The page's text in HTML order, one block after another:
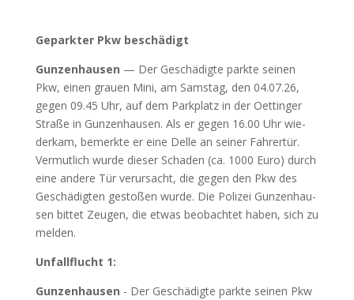
Gepark­ter Pkw beschä­digt
Gun­zen­hau­sen — Der Geschä­dig­te park­te sei­nen
Pkw, einen grau­en Mini, am Sams­tag, den 04.07.26,
gegen 09.45 Uhr, auf dem Park­platz in der Oet­tin­ger
Stra­ße in Gun­zen­hau­sen. Als er gegen 16.00 Uhr wie­
der­kam, bemerk­te er eine Del­le an sei­ner Fah­rer­tür.
Ver­mut­lich wur­de die­ser Scha­den (ca. 1000 Euro) durch
eine ande­re Tür ver­ur­sacht, die gegen den Pkw des
Geschä­dig­ten gesto­ßen wur­de. Die Poli­zei Gun­zen­hau­
sen bit­tet Zeu­gen, die etwas beob­ach­tet haben, sich zu
mel­den.
Unfall­flucht 1:
Gun­zen­hau­sen - Der Geschä­dig­te park­te sei­nen Pkw